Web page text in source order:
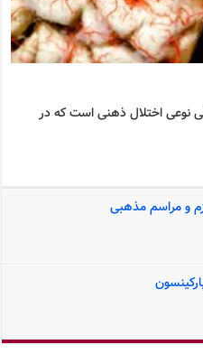
نوعی اختلال ذهنی است که در
و مراسم مذهبی